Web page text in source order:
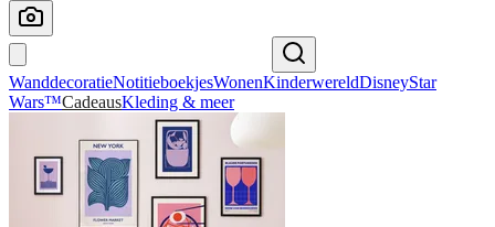
WanddecoratieNotitieboekjesWonenKinderwereldDisneyStar
Wars™CadeausKleding & meer